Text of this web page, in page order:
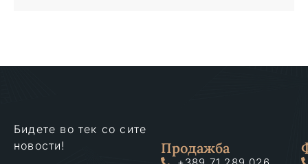
Бидете во тек со сите
новости!
Продажба